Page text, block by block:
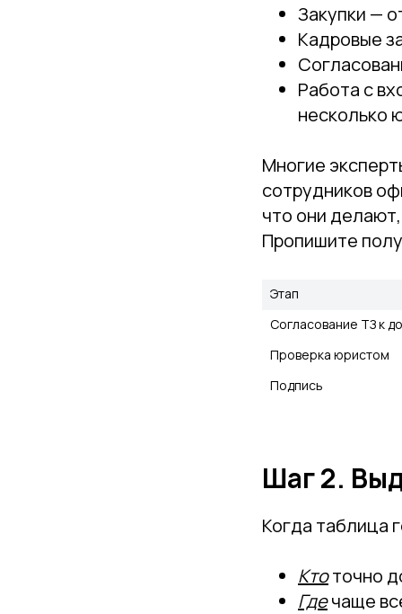
Закупки —
Кадровые
Работа с
несколько
Многие
сотрудников
что они
Пропишите
Этап
Согласование ТЗ к
Проверка юристом
Подпись
Шаг 2.
Когда таблица
Ктоточно
Гдечаще